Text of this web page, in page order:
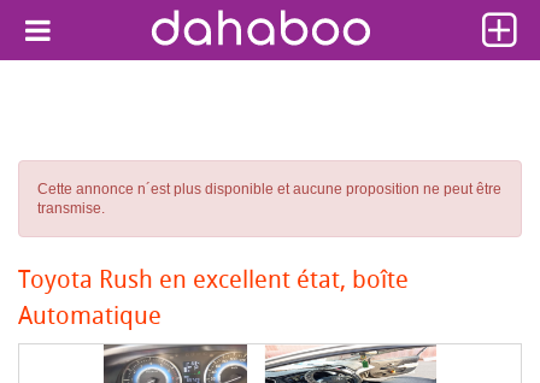
Cette annonce n´est plus disponible et aucune proposition ne peut être
transmise.
Toyota Rush en excellent état, boîte
Automatique